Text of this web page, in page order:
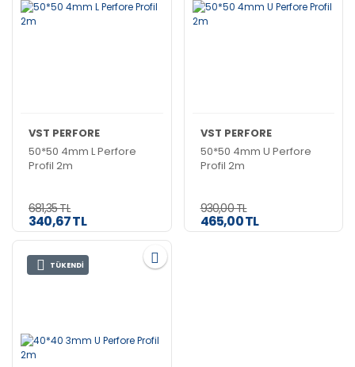
VST PERFORE
50*50 4mm L Perfore
Profil 2m
681,35 TL
340,67 TL
VST PERFORE
50*50 4mm U Perfore
Profil 2m
930,00 TL
465,00 TL
TÜKENDİ